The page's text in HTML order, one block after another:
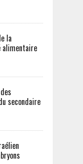
la
alimentaire
secondaire